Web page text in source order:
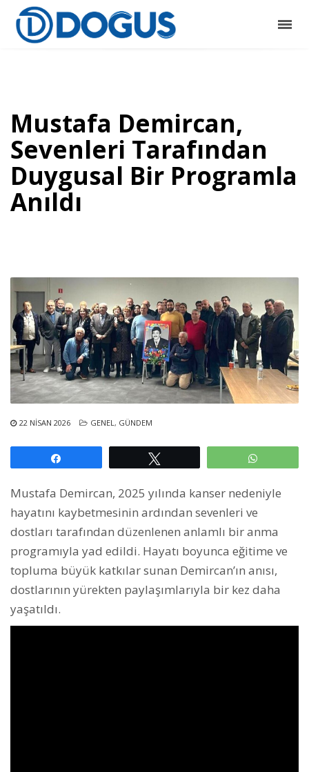
Mustafa Demircan,
Sevenleri Tarafından
Duygusal Bir Programla
Anıldı
22 NISAN 2026 GENEL , GÜNDEM
Mustafa Demircan, 2025 yılında kanser nedeniyle
hayatını kaybetmesinin ardından sevenleri ve
dostları tarafından düzenlenen anlamlı bir anma
programıyla yad edildi. Hayatı boyunca eğitime ve
topluma büyük katkılar sunan Demircan’ın anısı,
dostlarının yürekten paylaşımlarıyla bir kez daha
yaşatıldı.